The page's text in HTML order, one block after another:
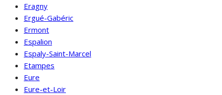
Eragny
Ergué-Gabéric
Ermont
Espalion
Espaly-Saint-Marcel
Etampes
Eure
Eure-et-Loir